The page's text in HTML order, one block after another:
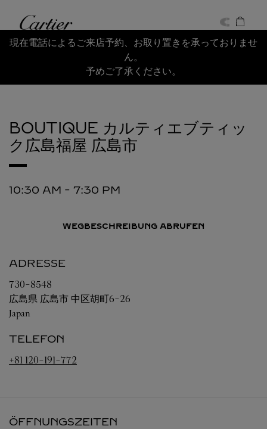
Cartier
Return to Nav
現在電話によるご来店予約、お取り置きを承っておりませ
ん。
予めご了承ください。
BOUTIQUE カルティエブティッ
ク広島福屋 広島市
10:30 AM - 7:30 PM
WEGBESCHREIBUNG ABRUFEN
ADRESSE
730-8548
広島県 広島市 中区胡町6-26
Japan
TELEFON
+81 120-191-772
ÖFFNUNGSZEITEN